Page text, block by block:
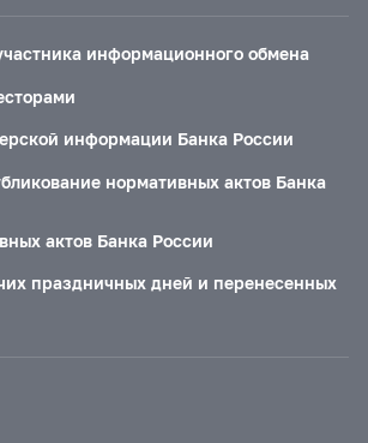
информационного обмена
информации Банка России
нормативных актов Банка
актов Банка России
праздничных дней и перенесенных